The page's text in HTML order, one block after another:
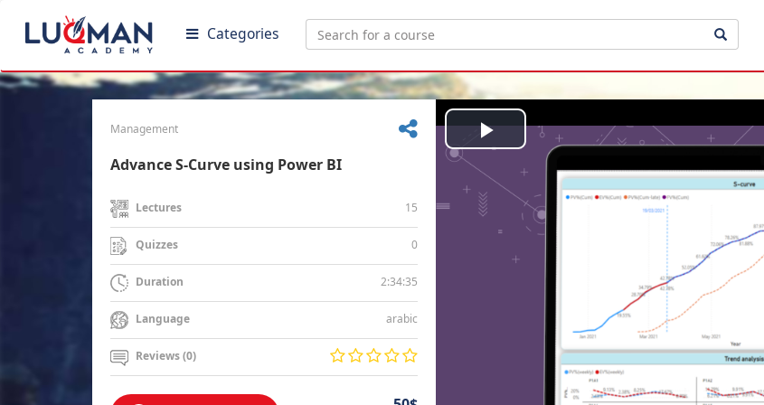
Categories
Management
Advance S-Curve using Power BI
Lectures 15
Quizzes 0
Duration 2:34:35
Language arabic
Reviews (0)
Play
Video